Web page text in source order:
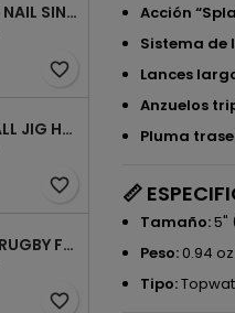
AGR INSERT NAIL SINKER
favorite_border
MUSTAD BALL JIG HEAD KEEPER
favorite_border
HART JIG K RUGBY FOOTBALL DM
favorite_border
Acción
Sistema
Lances
Anzuelos
Pluma
📏
Tamaño:5"
Peso: 0.94
Tipo: